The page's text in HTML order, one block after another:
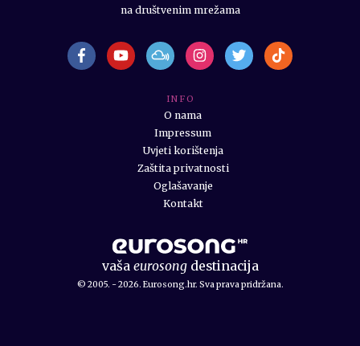
vaša eurosongdestinacija
© 2005. - 2026. Eurosong.hr. Sva prava pridržana.
I N F O
O nama
Impressum
Uvjeti korištenja
Zaštita privatnosti
Oglašavanje
Kontakt
na društvenim mrežama